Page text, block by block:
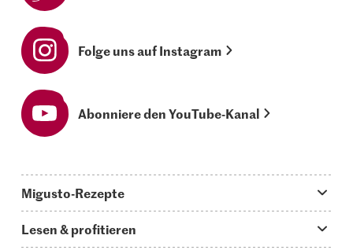
Folge uns auf Instagram
Abonniere den YouTube-Kanal
Migusto-Rezepte
Lesen & profitieren